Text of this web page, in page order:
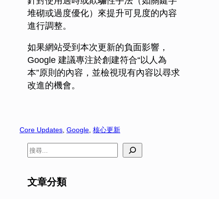
堆砌或過度優化）來提升可見度的內容
進行調整。
如果網站受到本次更新的負面影響，
Google 建議專注於創建符合“以人為
本”原則的內容，並檢視現有內容以尋求
改進的機會。
Core Updates, Google, 核心更新
文章分類